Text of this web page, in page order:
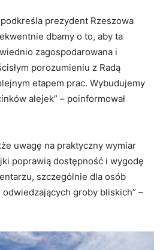
prezydent Rzeszowa
dbamy o to, aby ta
zagospodarowana i
porozumieniu z Radą
etapem prac. Wybudujemy
alejek” – poinformował
uwagę na praktyczny wymiar
poprawią dostępność i wygodę
szczególnie dla osób
groby bliskich” –